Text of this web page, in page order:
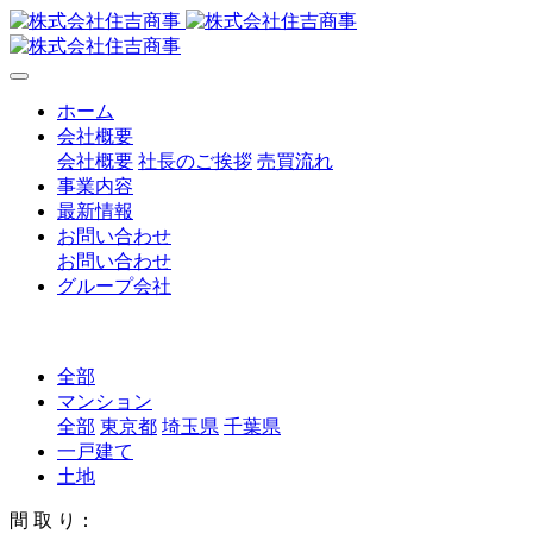
ホーム
会社概要
会社概要 社長のご挨拶 売買流れ
事業内容
最新情報
お問い合わせ
お問い合わせ
グループ会社
全部
マンション
全部 東京都 埼玉県 千葉県
一戸建て
土地
間 取 り：